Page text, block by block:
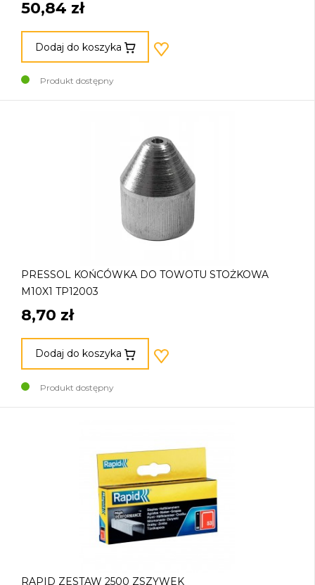
50,84 zł
Dodaj do koszyka
Produkt dostępny
PRESSOL KOŃCÓWKA DO TOWOTU STOŻKOWA
M10X1 TP12003
8,70 zł
Dodaj do koszyka
Produkt dostępny
RAPID ZESTAW 2500 ZSZYWEK